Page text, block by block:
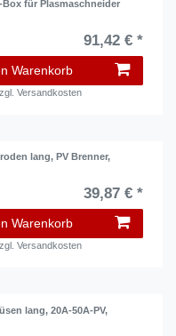
für Plasmaschneider
91,42 € *
Warenkorb
Versandkosten
lang, PV Brenner,
39,87 € *
Warenkorb
Versandkosten
lang, 20A-50A-PV,